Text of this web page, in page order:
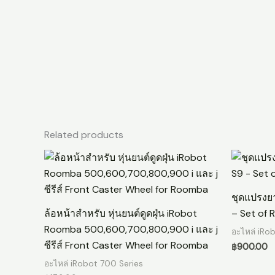
Related products
ล้อหน้าสำหรับ หุ่นยนต์ดูดฝุ่น iRobot
Roomba 500,600,700,800,900 i และ j
ซีรีส์ Front Caster Wheel for Roomba
อะไหล่ iRobot 700 Series
ชุดแปรงย
– Set of
อะไหล่
฿900.00